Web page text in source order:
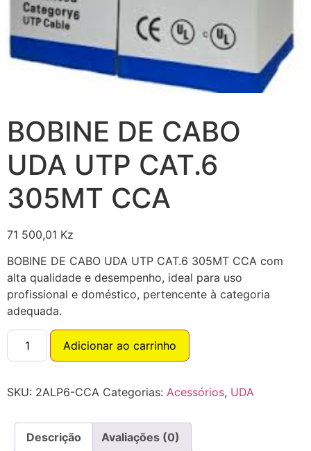
BOBINE DE CABO
UDA UTP CAT.6
305MT CCA
71 500,01 Kz
BOBINE DE CABO UDA UTP CAT.6 305MT CCA com
alta qualidade e desempenho, ideal para uso
profissional e doméstico, pertencente à categoria
adequada.
Adicionar ao carrinho
SKU: 2ALP6-CCA Categorias: Acessórios, UDA
Descrição Avaliações (0)